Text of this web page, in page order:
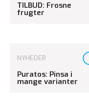
TILBUD: Frosne
frugter
NYHEDER
Puratos: Pinsa i
mange varianter